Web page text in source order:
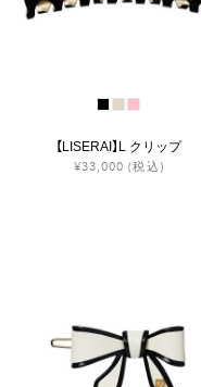
【LISERAI】L クリップ
¥33,000 (税込)